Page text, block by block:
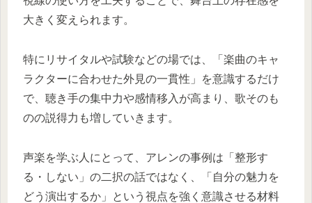
大きく変えられます。
特にリサイタルや試験などの場では、「楽曲のキャ
ラクターに合わせた外見の一貫性」を意識するだけ
で、聴き手の集中力や感情移入が高まり、歌そのも
のの説得力も増していきます。
声楽を学ぶ人にとって、アレンの事例は「整形す
る・しない」の二択の話ではなく、「自分の魅力を
どう演出するか」という視点を強く意識させる材料